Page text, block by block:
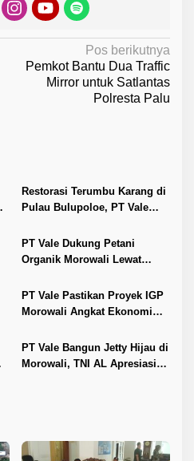
Pos berikutnya
Pemkot Bantu Dua Traffic
Mirror untuk Satlantas
Polresta Palu
Restorasi Terumbu Karang di
Pulau Bulupoloe, PT Vale
Angkat 200 Kg Sampah
PT Vale Dukung Petani
Organik Morowali Lewat
Pertanian
PT Vale Pastikan Proyek IGP
Morowali Angkat Ekonomi
PT Vale Bangun Jetty Hijau di
Morowali, TNI AL Apresiasi